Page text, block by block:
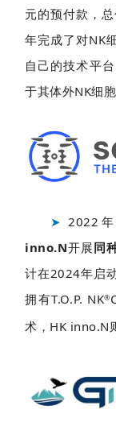
元的预付款，
年完成了对NK
自己的技术平
于其体外NK细
➤2022
inno.N开展同
计在2024年启
拥有T.O.P. NK®
术，HK inno.N